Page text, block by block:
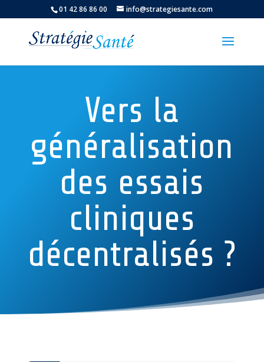
01 42 86 86 00 info@strategiesante.com
Vers la
généralisation
des essais
cliniques
décentralisés ?